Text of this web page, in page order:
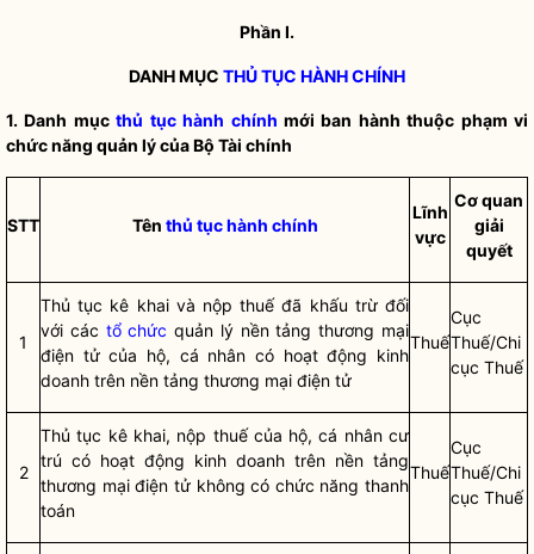
Phần I.
DANH MỤC THỦ TỤC HÀNH CHÍNH
1. Danh mụcthủ tục hành chính mới ban hành thuộc phạm vi
chức năng quản lý của Bộ Tài chính
STT Tên thủ tục hành chính
Lĩnh
vực
Cơ quan
giải
quyết
1
Thủ tục kê khai và nộp thuế đã khấu trừ đối
với các tổ chức quản lý nền tảng thương mại
điện tử của hộ, cá nhân có hoạt động kinh
doanh trên nền tảng thương mại điện tử
Thuế
Cục
Thuế/Chi
cục Thuế
2
Thủ tục kê khai, nộp thuế của hộ, cá nhân cư
trú có hoạt động kinh doanh trên nền tảng
thương mại điện tử không có chức năng thanh
toán
Thuế
Cục
Thuế/Chi
cục Thuế